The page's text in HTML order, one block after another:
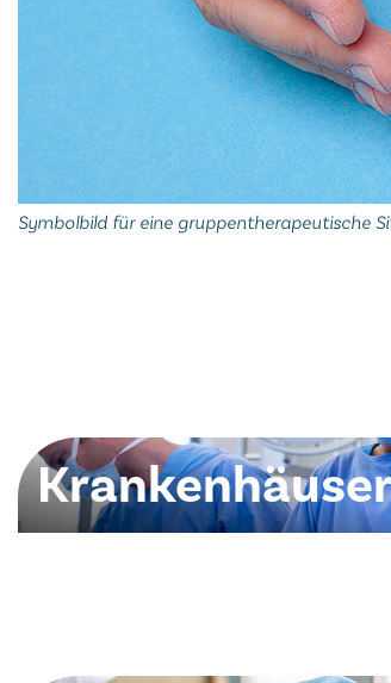
Symbolbild für eine gruppentherapeutische
Einer der Schwer­punk­te un­se­rer